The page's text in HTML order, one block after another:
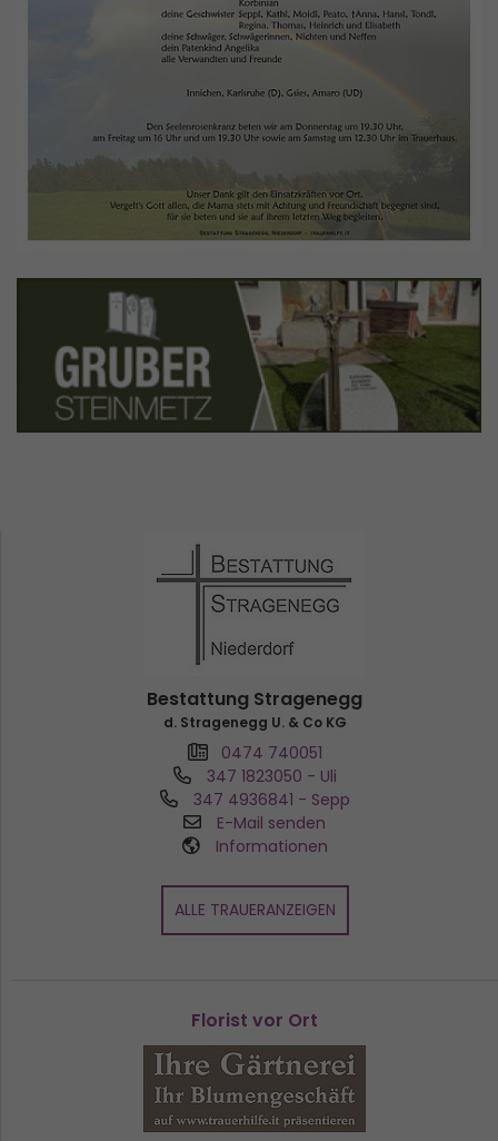
Bestattung Stragenegg
d. Stragenegg U. & Co KG
0474 740051
347 1823050 - Uli
347 4936841 - Sepp
E-Mail senden
Informationen
ALLE TRAUERANZEIGEN
Florist vor Ort